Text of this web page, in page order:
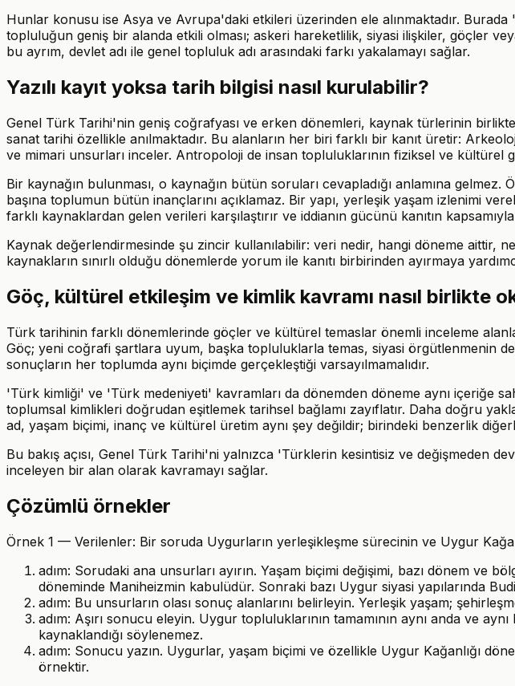
Hunlar konusu ise Asya ve Avrupa'daki etkileri üzerinden ele alınmaktadır.
topluluğun geniş bir alanda etkili olması; askeri hareketlilik, siyasi ilişkiler, göçler
bu ayrım, devlet adı ile genel topluluk adı arasındaki farkı yakalamayı sağlar.
Yazılı kayıt yoksa tarih bilgisi nasıl kurulabilir?
Genel Türk Tarihi'nin geniş coğrafyası ve erken dönemleri, kaynak türlerinin
sanat tarihi özellikle anılmaktadır. Bu alanların her biri farklı bir kanıt üretir:
ve mimari unsurları inceler. Antropoloji de insan topluluklarının fiziksel ve kültürel
Bir kaynağın bulunması, o kaynağın bütün soruları cevapladığı anlamına
başına toplumun bütün inançlarını açıklamaz. Bir yapı, yerleşik yaşam izlenimi
farklı kaynaklardan gelen verileri karşılaştırır ve iddianın gücünü kanıtın kapsamıyla
Kaynak değerlendirmesinde şu zincir kullanılabilir: veri nedir, hangi döneme aittir,
kaynakların sınırlı olduğu dönemlerde yorum ile kanıtı birbirinden ayırmaya
Göç, kültürel etkileşim ve kimlik kavramı nasıl birlikte
Türk tarihinin farklı dönemlerinde göçler ve kültürel temaslar önemli inceleme
Göç; yeni coğrafi şartlara uyum, başka topluluklarla temas, siyasi örgütlenmenin
sonuçların her toplumda aynı biçimde gerçekleştiği varsayılmamalıdır.
'Türk kimliği' ve 'Türk medeniyeti' kavramları da dönemden döneme aynı içeriğe
toplumsal kimlikleri doğrudan eşitlemek tarihsel bağlamı zayıflatır. Daha doğru
ad, yaşam biçimi, inanç ve kültürel üretim aynı şey değildir; birindeki benzerlik
Bu bakış açısı, Genel Türk Tarihi'ni yalnızca 'Türklerin kesintisiz ve değişmeden
inceleyen bir alan olarak kavramayı sağlar.
Çözümlü örnekler
Örnek 1 — Verilenler: Bir soruda Uygurların yerleşikleşme sürecinin ve Uygur
adım: Sorudaki ana unsurları ayırın. Yaşam biçimi değişimi, bazı dönem ve
döneminde Maniheizmin kabulüdür. Sonraki bazı Uygur siyasi yapılarında
adım: Bu unsurların olası sonuç alanlarını belirleyin. Yerleşik yaşam;
adım: Aşırı sonucu eleyin. Uygur topluluklarının tamamının aynı anda ve
kaynaklandığı söylenemez.
adım: Sonucu yazın. Uygurlar, yaşam biçimi ve özellikle Uygur Kağanlığı
örnektir.